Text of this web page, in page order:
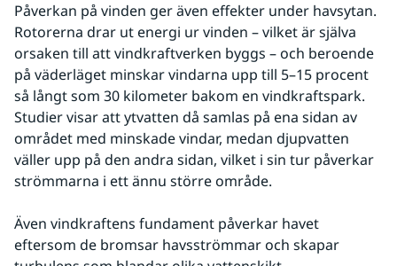
Påverkan på vinden ger även effekter under havsytan.
Rotorerna drar ut energi ur vinden – vilket är själva
orsaken till att vindkraftverken byggs – och beroende
på väderläget minskar vindarna upp till 5–15 procent
så långt som 30 kilometer bakom en vindkraftspark.
Studier visar att ytvatten då samlas på ena sidan av
området med minskade vindar, medan djupvatten
väller upp på den andra sidan, vilket i sin tur påverkar
strömmarna i ett ännu större område.
Även vindkraftens fundament påverkar havet
eftersom de bromsar havsströmmar och skapar